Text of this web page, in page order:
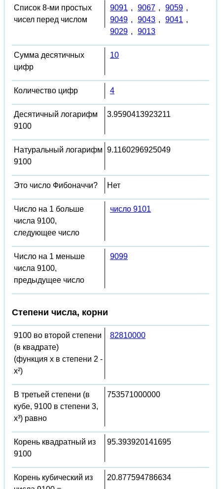
Список 8-ми простых
чисел перед числом
9091 , 9067 , 9059 ,
9049 , 9043 , 9041 ,
9029 , 9013
Сумма десятичных
цифр
10
Количество цифр 4
Десятичный логарифм
9100
3.9590413923211
Натуральный логарифм
9100
9.1160296925049
Это число Фибоначчи? Нет
Число на 1 больше
числа 9100,
следующее число
число 9101
Число на 1 меньше
числа 9100,
предыдущее число
9099
Степени числа, корни
9100 во второй степени
(в квадрате)
(функция x в степени 2 -
x²)
82810000
В третьей степени (в
кубе, 9100 в степени 3,
x³) равно
753571000000
Корень квадратный из
9100
95.393920141695
Корень кубический из
20.877594786634